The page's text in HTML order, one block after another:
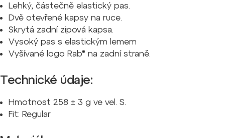
Lehký, částečně elastický pas.
Dvě otevřené kapsy na ruce.
Skrytá zadní zipová kapsa.
Vysoký pas s elastickým lemem
Vyšívané logo Rab® na zadní straně.
Technické údaje:
Hmotnost 258 ± 3 g ve vel. S.
Fit: Regular